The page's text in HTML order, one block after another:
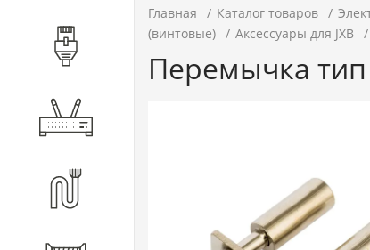
Главная Каталог товаров
(винтовые)
Аксессуары для JXB
Перемычка тип